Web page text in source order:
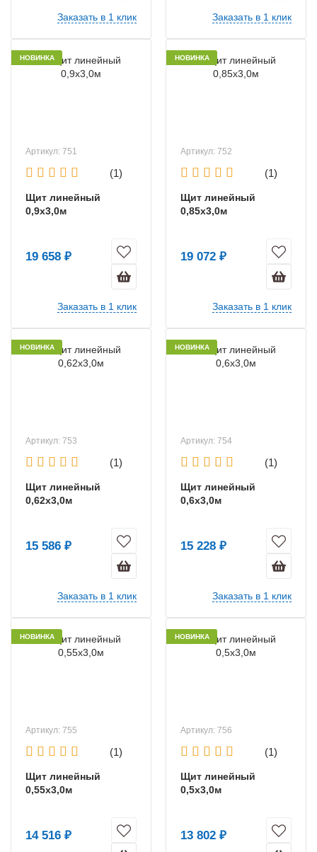
Заказать в 1 клик Заказать в 1 клик
НОВИНКА
Артикул: 751
(1)
Щит линейный
0,9х3,0м
19 658 ₽
Заказать в 1 клик
НОВИНКА
Артикул: 752
(1)
Щит линейный
0,85х3,0м
19 072 ₽
Заказать в 1 клик
НОВИНКА
Артикул: 753
(1)
Щит линейный
0,62х3,0м
15 586 ₽
Заказать в 1 клик
НОВИНКА
Артикул: 754
(1)
Щит линейный
0,6х3,0м
15 228 ₽
Заказать в 1 клик
НОВИНКА
Артикул: 755
(1)
Щит линейный
0,55х3,0м
14 516 ₽
НОВИНКА
Артикул: 756
(1)
Щит линейный
0,5х3,0м
13 802 ₽